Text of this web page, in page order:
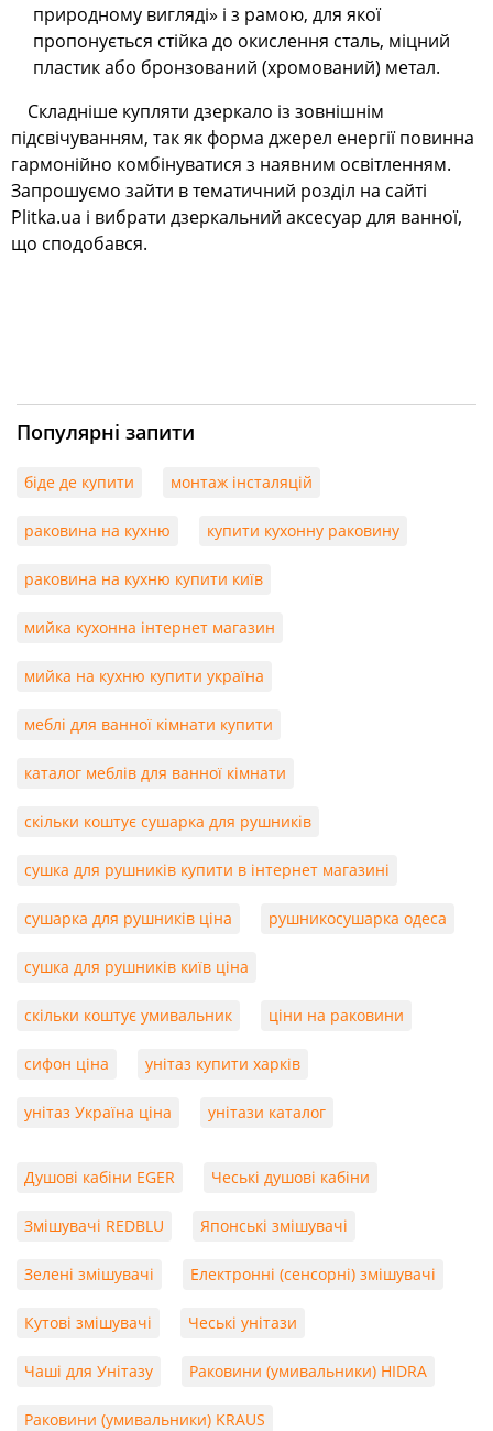
природному вигляді» і з рамою, для якої
пропонується стійка до окислення сталь, міцний
пластик або бронзований (хромований) метал.
Складніше купляти дзеркало із зовнішнім
підсвічуванням, так як форма джерел енергії повинна
гармонійно комбінуватися з наявним освітленням.
Запрошуємо зайти в тематичний розділ на сайті
Plitka.ua і вибрати дзеркальний аксесуар для ванної,
що сподобався.
Популярні запити
біде де купити монтаж інсталяцій
раковина на кухню купити кухонну раковину
раковина на кухню купити київ
мийка кухонна інтернет магазин
мийка на кухню купити україна
меблі для ванної кімнати купити
каталог меблів для ванної кімнати
скільки коштує сушарка для рушників
сушка для рушників купити в інтернет магазині
сушарка для рушників ціна рушникосушарка одеса
сушка для рушників київ ціна
скільки коштує умивальник ціни на раковини
сифон ціна унітаз купити харків
унітаз Україна ціна унітази каталог
Душові кабіни EGER Чеські душові кабіни
Змішувачі REDBLU Японські змішувачі
Зелені змішувачі Електронні (сенсорні) змішувачі
Кутові змішувачі Чеські унітази
Чаші для Унітазу Раковини (умивальники) HIDRA
Раковини (умивальники) KRAUS